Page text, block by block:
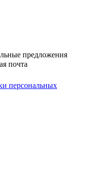
предложения
почта
персональных